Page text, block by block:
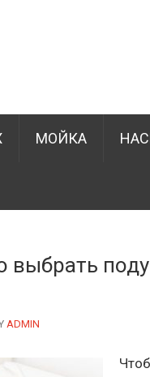
МОЙКА
выбрать
AUTHOR
ADMIN